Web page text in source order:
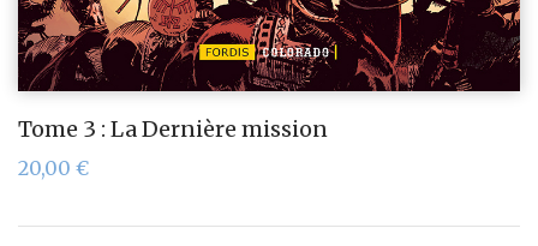
Tome 3 : La Dernière mission
20,00 €